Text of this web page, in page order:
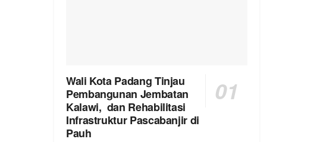
Wali Kota Padang Tinjau
Pembangunan Jembatan
Kalawi, dan Rehabilitasi
Infrastruktur Pascabanjir di
Pauh